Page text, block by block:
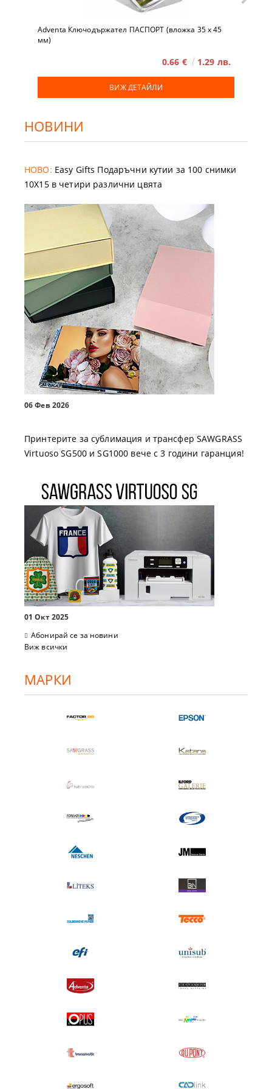
Adventa Ключодържател ПАСПОРТ (вложка 35 x 45
мм)
0.66 € 1.29 лв.
ВИЖ ДЕТАЙЛИ
НОВИНИ
НОВО: Easy Gifts Подаръчни кутии за 100 снимки
10X15 в четири различни цвята
06 Фев 2026
Принтерите за сублимация и трансфер SAWGRASS
Virtuoso SG500 и SG1000 вече с 3 години гаранция!
01 Окт 2025
Абонирай се за новини
Виж всички
МАРКИ